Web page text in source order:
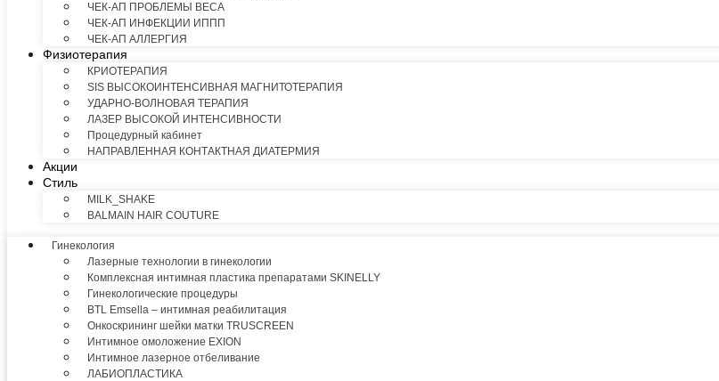
ЧЕК-АП ПРОБЛЕМЫ ВЕСА
ЧЕК-АП ИНФЕКЦИИ ИППП
ЧЕК-АП АЛЛЕРГИЯ
Физиотерапия
КРИОТЕРАПИЯ
SIS ВЫСОКОИНТЕНСИВНАЯ МАГНИТОТЕРАПИЯ
УДАРНО-ВОЛНОВАЯ ТЕРАПИЯ
ЛАЗЕР ВЫСОКОЙ ИНТЕНСИВНОСТИ
Процедурный кабинет
НАПРАВЛЕННАЯ КОНТАКТНАЯ ДИАТЕРМИЯ
Акции
Стиль
MILK_SHAKE
BALMAIN HAIR COUTURE
Гинекология
Лазерные технологии в гинекологии
Комплексная интимная пластика препаратами SKINELLY
Гинекологические процедуры
BTL Emsella – интимная реабилитация
Онкоскрининг шейки матки TRUSCREEN
Интимное омоложение EXION
Интимное лазерное отбеливание
ЛАБИОПЛАСТИКА